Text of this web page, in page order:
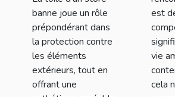
banne joue un rôle
prépondérant dans
la protection contre
les éléments
extérieurs, tout en
offrant une
est
vie
cela